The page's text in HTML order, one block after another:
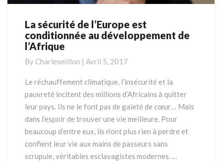
La
sécurité
de
est
conditionnée
développement
de
l’Afrique
La sécurité de l’Europe est
conditionnée au développement de
l’Afrique
By Charlesmillon | Avril 5, 2017
Le réchauffement climatique, l’insécurité et la
pauvreté incitent des millions d’Africains à quitter
leur pays. Ils ne le font pas de gaieté de cœur… Mais
dans l’espoir de trouver une vie meilleure. Pour
beaucoup d’entre eux, ils n’ont plus rien à perdre et
confient leur vie aux mains de passeurs sans
scrupule, véritables esclavagistes modernes. …